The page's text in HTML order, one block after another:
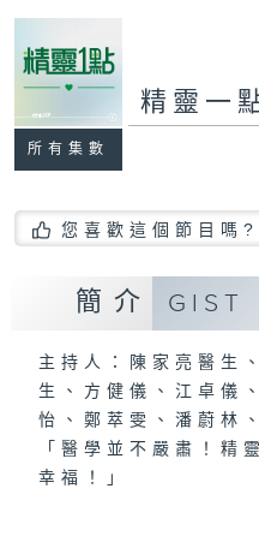
所有集數
精靈一
您喜歡這個節目嗎?
簡介 GIST
主持人：陳家亮醫生
生、方健儀、江卓儀
怡、鄭萃雯、潘蔚林
「醫學並不嚴肅！精
幸福！」